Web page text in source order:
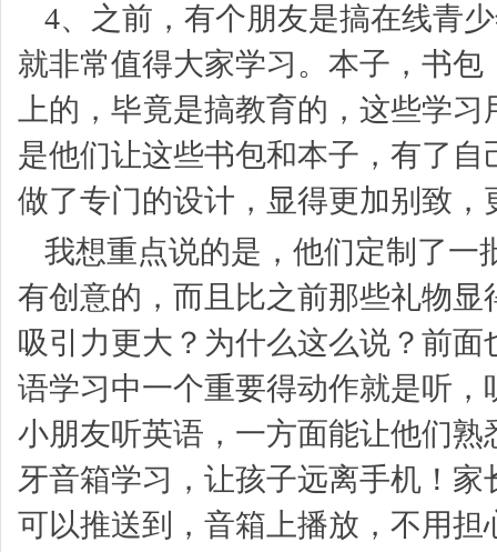
4、之前，有个朋友是搞在线青
就非常值得大家学习。本子，书
上的，毕竟是搞教育的，这些学
是他们让这些书包和本子，有了
做了专门的设计，显得更加别致，
我想重点说的是，他们定制了一
有创意的，而且比之前那些礼物
吸引力更大？为什么这么说？前
语学习中一个重要得动作就是听
小朋友听英语，一方面能让他们
牙音箱学习，让孩子远离手机！
可以推送到，音箱上播放，不用